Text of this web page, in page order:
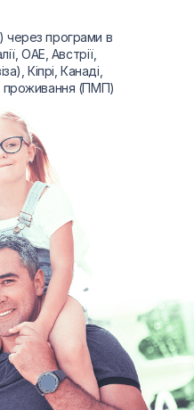
через програми в
ОАЕ, Австрії,
Кіпрі, Канаді,
проживання (ПМП)